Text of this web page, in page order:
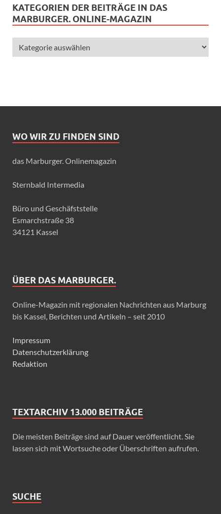
KATEGORIEN DER BEITRÄGE IN DAS
MARBURGER. ONLINE-MAGAZIN
WO WIR ZU FINDEN SIND
das Marburger. Onlinemagazin
Sternbald Intermedia
Büro und Geschäfststelle
Esmarchstraße 38
34121 Kassel
ÜBER DAS MARBURGER.
Online-Magazin mit regionalen Nachrichten aus Marburg
bis Kassel, Berichten und Artikeln – seit 2010
Impressum
Datenschutzerklärung
Redaktion
TEXTARCHIV 13.000 BEITRÄGE
Die meisten Beiträge sind auf Dauer veröffentlicht. Sie
lassen sich mit Wortsuche oder Überschriften aufrufen.
SUCHE